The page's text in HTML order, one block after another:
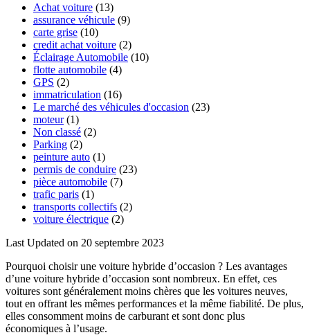
Achat voiture (13)
assurance véhicule (9)
carte grise (10)
credit achat voiture (2)
Éclairage Automobile (10)
flotte automobile (4)
GPS (2)
immatriculation (16)
Le marché des véhicules d'occasion (23)
moteur(1)
Non classé (2)
Parking (2)
peinture auto (1)
permis de conduire (23)
pièce automobile (7)
trafic paris (1)
transports collectifs (2)
voiture électrique (2)
Last Updated on 20 septembre 2023
Pourquoi choisir une voiture hybride d’occasion ? Les avantages
d’une voiture hybride d’occasion sont nombreux. En effet, ces
voitures sont généralement moins chères que les voitures neuves,
tout en offrant les mêmes performances et la même fiabilité. De plus,
elles consomment moins de carburant et sont donc plus
économiques à l’usage.